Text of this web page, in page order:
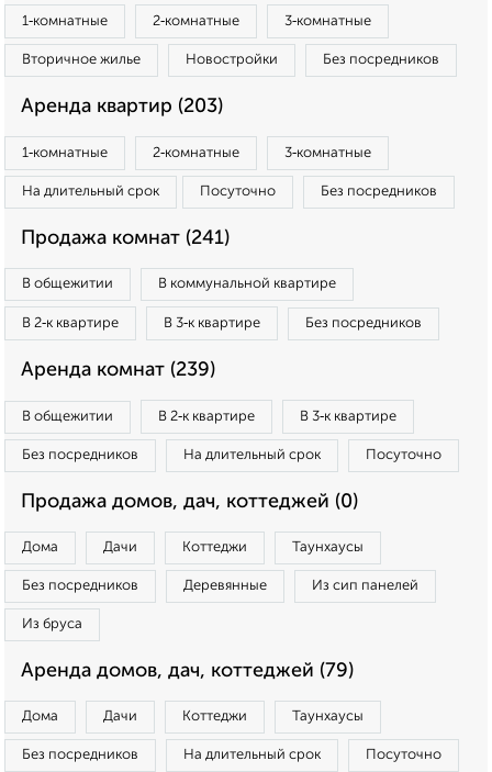
1‑комнатные 2‑комнатные 3‑комнатные
Вторичное жилье Новостройки Без посредников
Аренда квартир (203)
1‑комнатные 2‑комнатные 3‑комнатные
На длительный срок Посуточно Без посредников
Продажа комнат (241)
В общежитии В коммунальной квартире
В 2‑к квартире В 3‑к квартире Без посредников
Аренда комнат (239)
В общежитии В 2‑к квартире В 3‑к квартире
Без посредников На длительный срок Посуточно
Продажа домов, дач, коттеджей (0)
Дома Дачи Коттеджи Таунхаусы
Без посредников Деревянные Из сип панелей
Из бруса
Аренда домов, дач, коттеджей (79)
Дома Дачи Коттеджи Таунхаусы
Без посредников На длительный срок Посуточно